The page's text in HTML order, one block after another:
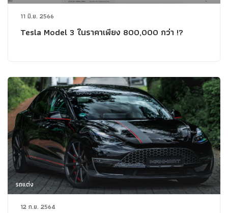
11 มิ.ย. 2566
Tesla Model 3 ในราคาเพียง 800,000 กว่า !?
รถแต่ง
12 ก.ย. 2564